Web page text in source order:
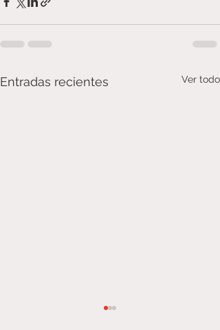
Entradas recientes Ver todo